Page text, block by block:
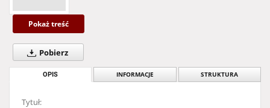
Pokaż treść
Pobierz
OPIS INFORMACJE STRUKTURA
Tytuł: